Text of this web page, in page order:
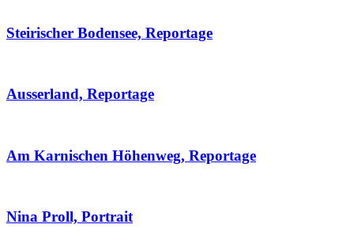
Steirischer Bodensee, Reportage
Ausserland, Reportage
Am Karnischen Höhenweg, Reportage
Nina Proll, Portrait